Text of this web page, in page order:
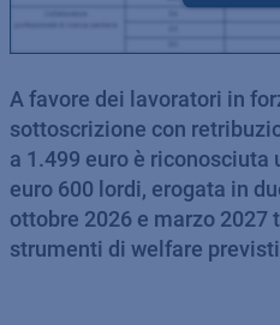
A favore dei lavoratori in
sottoscrizione con
a 1.499 euro è
euro 600 lordi, erogata in
ottobre 2026 e marzo
strumenti di welfare